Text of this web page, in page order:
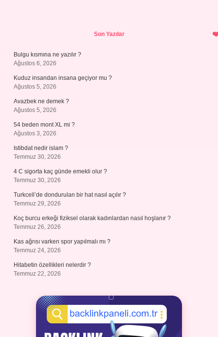
Son Yazılar
Bulgu kısmına ne yazılır ?
Ağustos 6, 2026
Kuduz insandan insana geçiyor mu ?
Ağustos 5, 2026
Avazbek ne demek ?
Ağustos 5, 2026
54 beden mont XL mi ?
Ağustos 3, 2026
Istibdat nedir islam ?
Temmuz 30, 2026
4 C sigorta kaç günde emekli olur ?
Temmuz 30, 2026
Turkcell’de dondurulan bir hat nasıl açılır ?
Temmuz 29, 2026
Koç burcu erkeği fiziksel olarak kadınlardan nasıl hoşlanır ?
Temmuz 26, 2026
Kas ağrısı varken spor yapılmalı mı ?
Temmuz 24, 2026
Hitabetin özellikleri nelerdir ?
Temmuz 22, 2026